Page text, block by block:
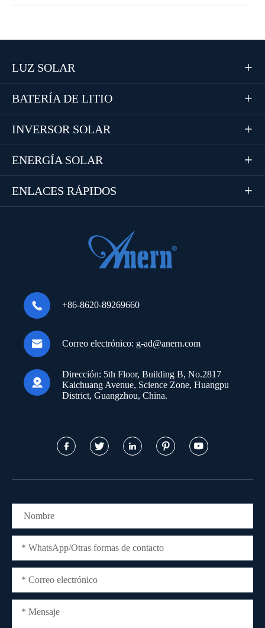
LUZ SOLAR 
BATERÍA DE LITIO 
INVERSOR SOLAR 
ENERGÍA SOLAR 
ENLACES RÁPIDOS 
 +86-8620-89269660
 Correo electrónico: g-ad@anern.com

Dirección: 5th Floor, Building B, No.2817
Kaichuang Avenue, Science Zone, Huangpu
District, Guangzhou, China.
    